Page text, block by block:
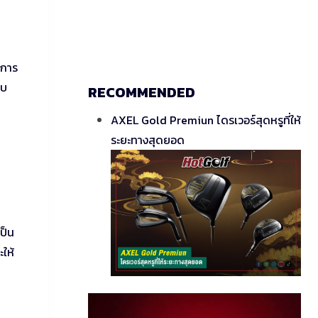
าร
น
ห้
RECOMMENDED
AXEL Gold Premiun ไดรเวอร์สุดหรูที่ให้
ระยะทางสุดยอด